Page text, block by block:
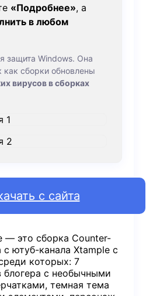
«Подробнее», а
в любом
защита Windows. Она
как сборки обновлены
вирусов в сборках
с сайта
— это сборка Counter-
с ютуб-канала Xtample с
которых: 7
с необычными
темная тема